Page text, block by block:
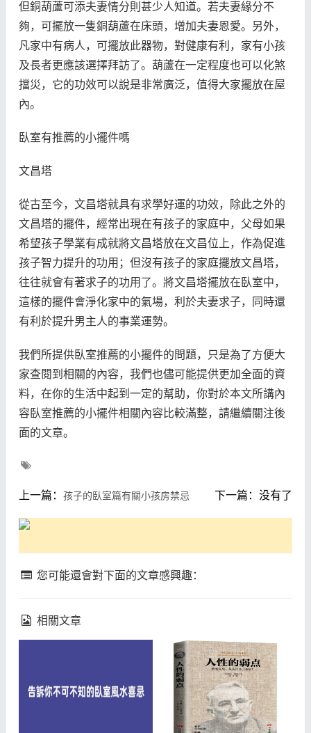
但銅葫蘆可添夫妻情分則甚少人知道。若夫妻緣分不
夠，可擺放一隻銅葫蘆在床頭，增加夫妻恩愛。另外，
凡家中有病人，可擺放此器物，對健康有利，家有小孩
及長者更應該選擇拜訪了。葫蘆在一定程度也可以化煞
擋災，它的功效可以說是非常廣泛，值得大家擺放在屋
內。
臥室有推薦的小擺件嗎
文昌塔
從古至今，文昌塔就具有求學好運的功效，除此之外的
文昌塔的擺件，經常出現在有孩子的家庭中，父母如果
希望孩子學業有成就將文昌塔放在文昌位上，作為促進
孩子智力提升的功用；但沒有孩子的家庭擺放文昌塔，
往往就會有著求子的功用了。將文昌塔擺放在臥室中，
這樣的擺件會淨化家中的氣場，利於夫妻求子，同時還
有利於提升男主人的事業運勢。
我們所提供臥室推薦的小擺件的問題，只是為了方便大
家查閱到相關的內容，我們也儘可能提供更加全面的資
料，在你的生活中起到一定的幫助，你對於本文所講內
容臥室推薦的小擺件相關內容比較滿整，請繼續關注後
面的文章。
上一篇： 孩子的臥室篇有關小孩房禁忌 下一篇：没有了
您可能還會對下面的文章感興趣：
相關文章